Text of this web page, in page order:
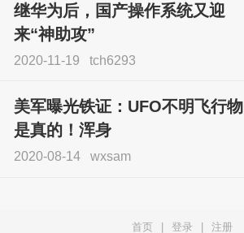
继华为后，国产操作系统又迎
来“神助攻”
2020-11-19 tch6293
美军曝光铁证：UFO不明飞行物
是真的！浑身
2020-08-14 wxsam
首页 登录
注册